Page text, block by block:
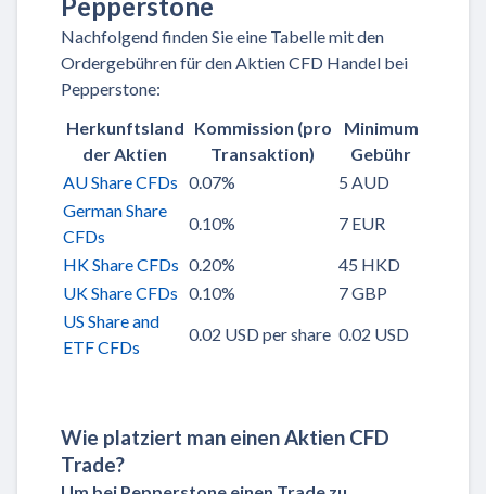
Nachfolgend finden Sie eine Tabelle mit den
Ordergebühren für den Aktien CFD Handel bei
Pepperstone:
Herkunftsland
der Aktien
Kommission (pro
Transaktion)
Minimum
Gebühr
AU Share CFDs 0.07%
5 AUD
German Share
CFDs
0.10%
7 EUR
HK Share CFDs 0.20%
45 HKD
UK Share CFDs 0.10%
7 GBP
US Share and
ETF CFDs
0.02 USD per share 0.02 USD
Wie platziert man einen Aktien CFD
Trade?